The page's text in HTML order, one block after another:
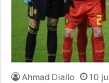
Ahmad Diallo 10